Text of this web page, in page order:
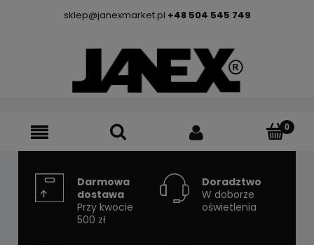
sklep@janexmarket.pl +48 504 545 749
Darmowa
dostawa
Przy kwocie
500 zł
Doradztwo
W doborze
oświetlenia